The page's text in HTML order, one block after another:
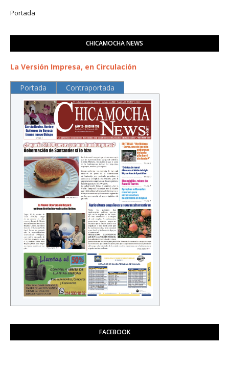
Portada
CHICAMOCHA NEWS
La Versión Impresa, en Circulación
Portada Contraportada
FACEBOOK